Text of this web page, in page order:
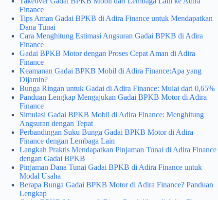
Finance
Tips Aman Gadai BPKB di Adira Finance untuk Mendapatkan
Dana Tunai
Cara Menghitung Estimasi Angsuran Gadai BPKB di Adira
Finance
Gadai BPKB Motor dengan Proses Cepat Aman di Adira
Finance
Keamanan Gadai BPKB Mobil di Adira Finance:Apa yang
Dijamin?
Bunga Ringan untuk Gadai di Adira Finance: Mulai dari 0,65%
Panduan Lengkap Mengajukan Gadai BPKB Motor di Adira
Finance
Simulasi Gadai BPKB Mobil di Adira Finance: Menghitung
Angsuran dengan Tepat
Perbandingan Suku Bunga Gadai BPKB Motor di Adira
Finance dengan Lembaga Lain
Langkah Praktis Mendapatkan Pinjaman Tunai di Adira Finance
dengan Gadai BPKB
Pinjaman Dana Tunai Gadai BPKB di Adira Finance untuk
Modal Usaha
Berapa Bunga Gadai BPKB Motor di Adira Finance? Panduan
Lengkap